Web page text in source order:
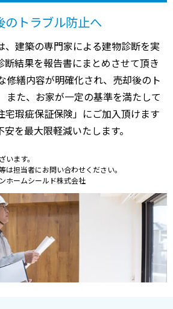
のトラブル防止へ
、建築の専門家による建物診断を実
断結果を報告書にまとめさせて頂き
修繕内容が明確化され、売却後のト
また、お家が一定の基準を満たして
宅瑕疵保証保険」にご加入頂けます
を最大限軽減いたします。
います。
は担当者にお問い合わせください。
ホームシールド株式会社